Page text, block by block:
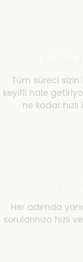
Tüm süreci
keyifli hale
ne kadar
Her adımda
sorularınıza hızlı